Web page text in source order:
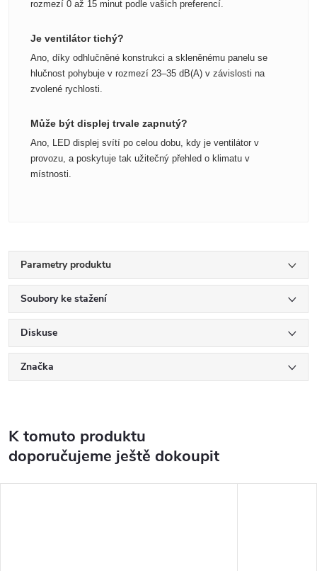
rozmezí 0 až 15 minut podle vašich preferencí.
Je ventilátor tichý?
Ano, díky odhlučněné konstrukci a skleněnému panelu se
hlučnost pohybuje v rozmezí 23–35 dB(A) v závislosti na
zvolené rychlosti.
Může být displej trvale zapnutý?
Ano, LED displej svítí po celou dobu, kdy je ventilátor v
provozu, a poskytuje tak užitečný přehled o klimatu v
místnosti.
Parametry produktu
Soubory ke stažení
Diskuse
Značka
K tomuto produktu
doporučujeme ještě dokoupit